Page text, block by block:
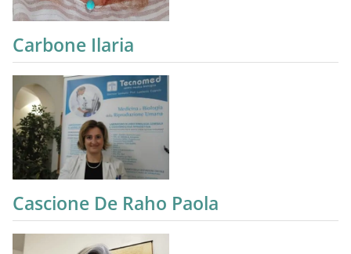
Carbone Ilaria
Cascione De Raho Paola